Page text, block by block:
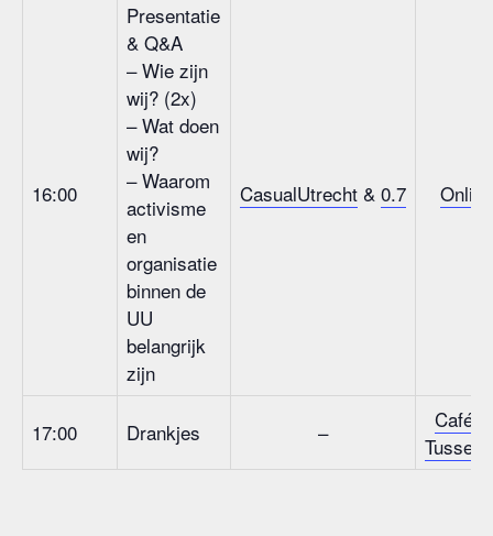
16:00
Presentatie
& Q&A
– Wie zijn
wij? (2x)
– Wat doen
wij?
– Waarom
activisme
en
organisatie
binnen de
UU
belangrijk
zijn
CasualUtrecht & 0.7 Online
17:00 Drankjes –
Café